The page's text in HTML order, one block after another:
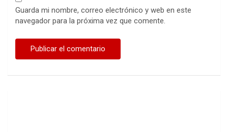
Guarda mi nombre, correo electrónico y web en este
navegador para la próxima vez que comente.